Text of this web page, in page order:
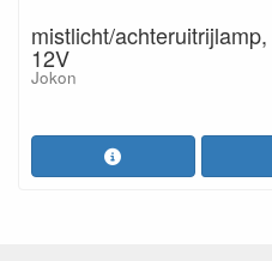
mistlicht/
12V
Jokon